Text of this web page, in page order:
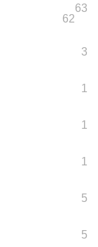
63
62
3
1
1
1
5
5